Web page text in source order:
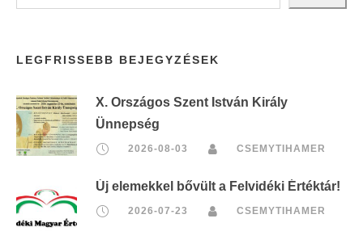
LEGFRISSEBB BEJEGYZÉSEK
X. Országos Szent István Király
Ünnepség
2026-08-03 CSEMYTIHAMER
Új elemekkel bővült a Felvidéki Értéktár!
2026-07-23 CSEMYTIHAMER